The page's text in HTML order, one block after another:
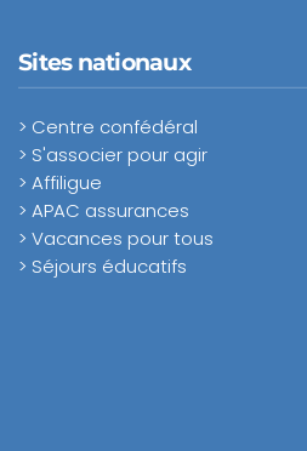
Sites nationaux
> Centre confédéral
> S'associer pour agir
> Affiligue
> APAC assurances
> Vacances pour tous
> Séjours éducatifs